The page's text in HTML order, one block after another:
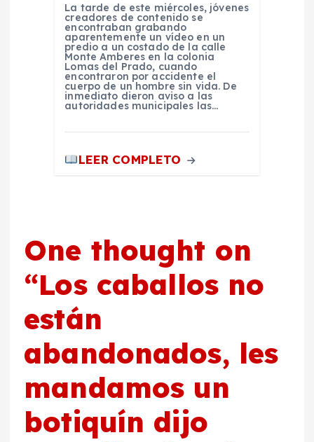
La tarde de este miércoles, jóvenes
creadores de contenido se
encontraban grabando
aparentemente un vídeo en un
predio a un costado de la calle
Monte Amberes en la colonia
Lomas del Prado, cuando
encontraron por accidente el
cuerpo de un hombre sin vida. De
inmediato dieron aviso a las
autoridades municipales las…
LEER COMPLETO
One thought on
“Los caballos no
están
abandonados, les
mandamos un
botiquín dijo